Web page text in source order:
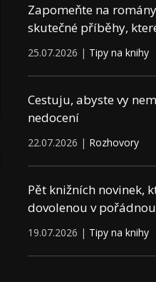
Zapomeňte na
skutečné příběhy,
25.07.2026 | Tipy na knihy
Cestuju, abyste vy
nedocení
22.07.2026 | Rozhovory
Pět knižních novinek,
dovolenou v
19.07.2026 | Tipy na knihy